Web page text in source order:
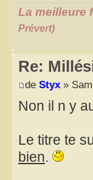
La meilleure
Prévert)
Re:
de Styx »
Non il n y
Le titre te
bien.